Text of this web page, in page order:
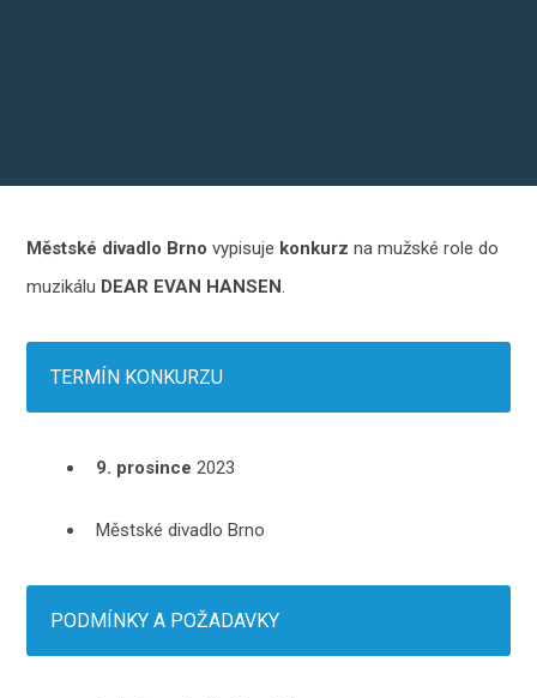
Městské divadlo Brno vypisuje konkurz na mužské role do
muzikálu DEAR EVAN HANSEN
TERMÍN KONKURZU
9. prosince 2023
Městské divadlo Brno
PODMÍNKY A POŽADAVKY